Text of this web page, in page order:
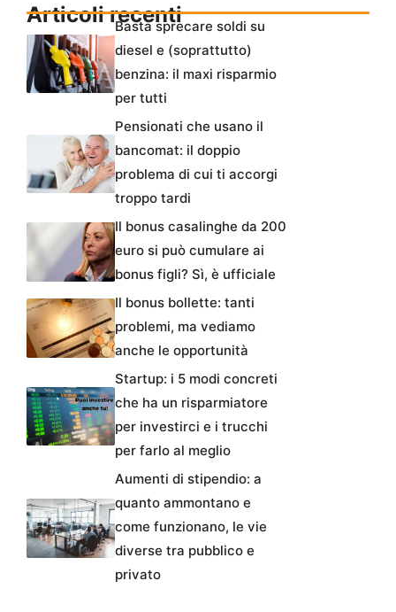
Articoli recentiBasta sprecare soldi su
diesel e (soprattutto)
benzina: il maxi risparmio
per tutti
Pensionati che usano il
bancomat: il doppio
problema di cui ti accorgi
troppo tardi
Il bonus casalinghe da 200
euro si può cumulare ai
bonus figli? Sì, è ufficiale
Il bonus bollette: tanti
problemi, ma vediamo
anche le opportunità
Startup: i 5 modi concreti
che ha un risparmiatore
per investirci e i trucchi
per farlo al meglio
Aumenti di stipendio: a
quanto ammontano e
come funzionano, le vie
diverse tra pubblico e
privato